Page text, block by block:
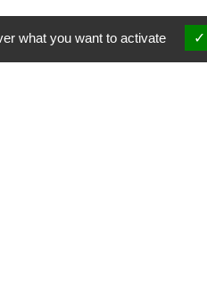
what you want to activate